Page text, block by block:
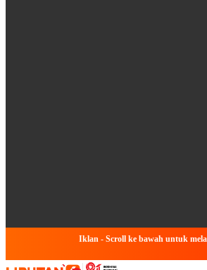
Iklan - Scroll ke bawah untuk